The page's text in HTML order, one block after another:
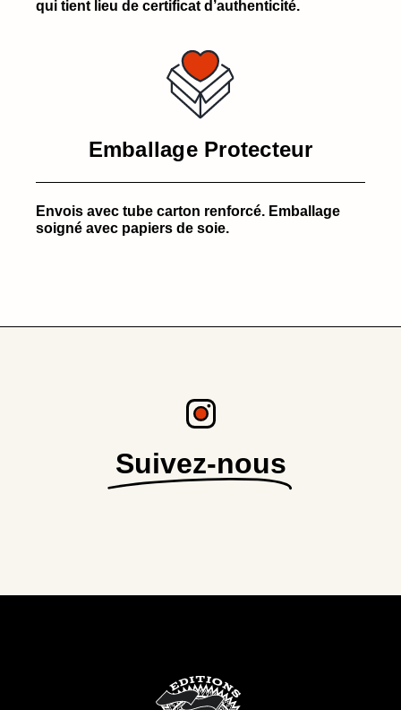
qui tient lieu de certificat d’authenticité.
Emballage Protecteur
Envois avec tube carton renforcé. Emballage
soigné avec papiers de soie.
Suivez-nous